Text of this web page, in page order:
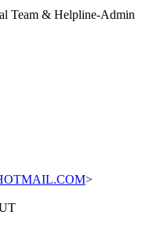
Team & Helpline-Admin
>